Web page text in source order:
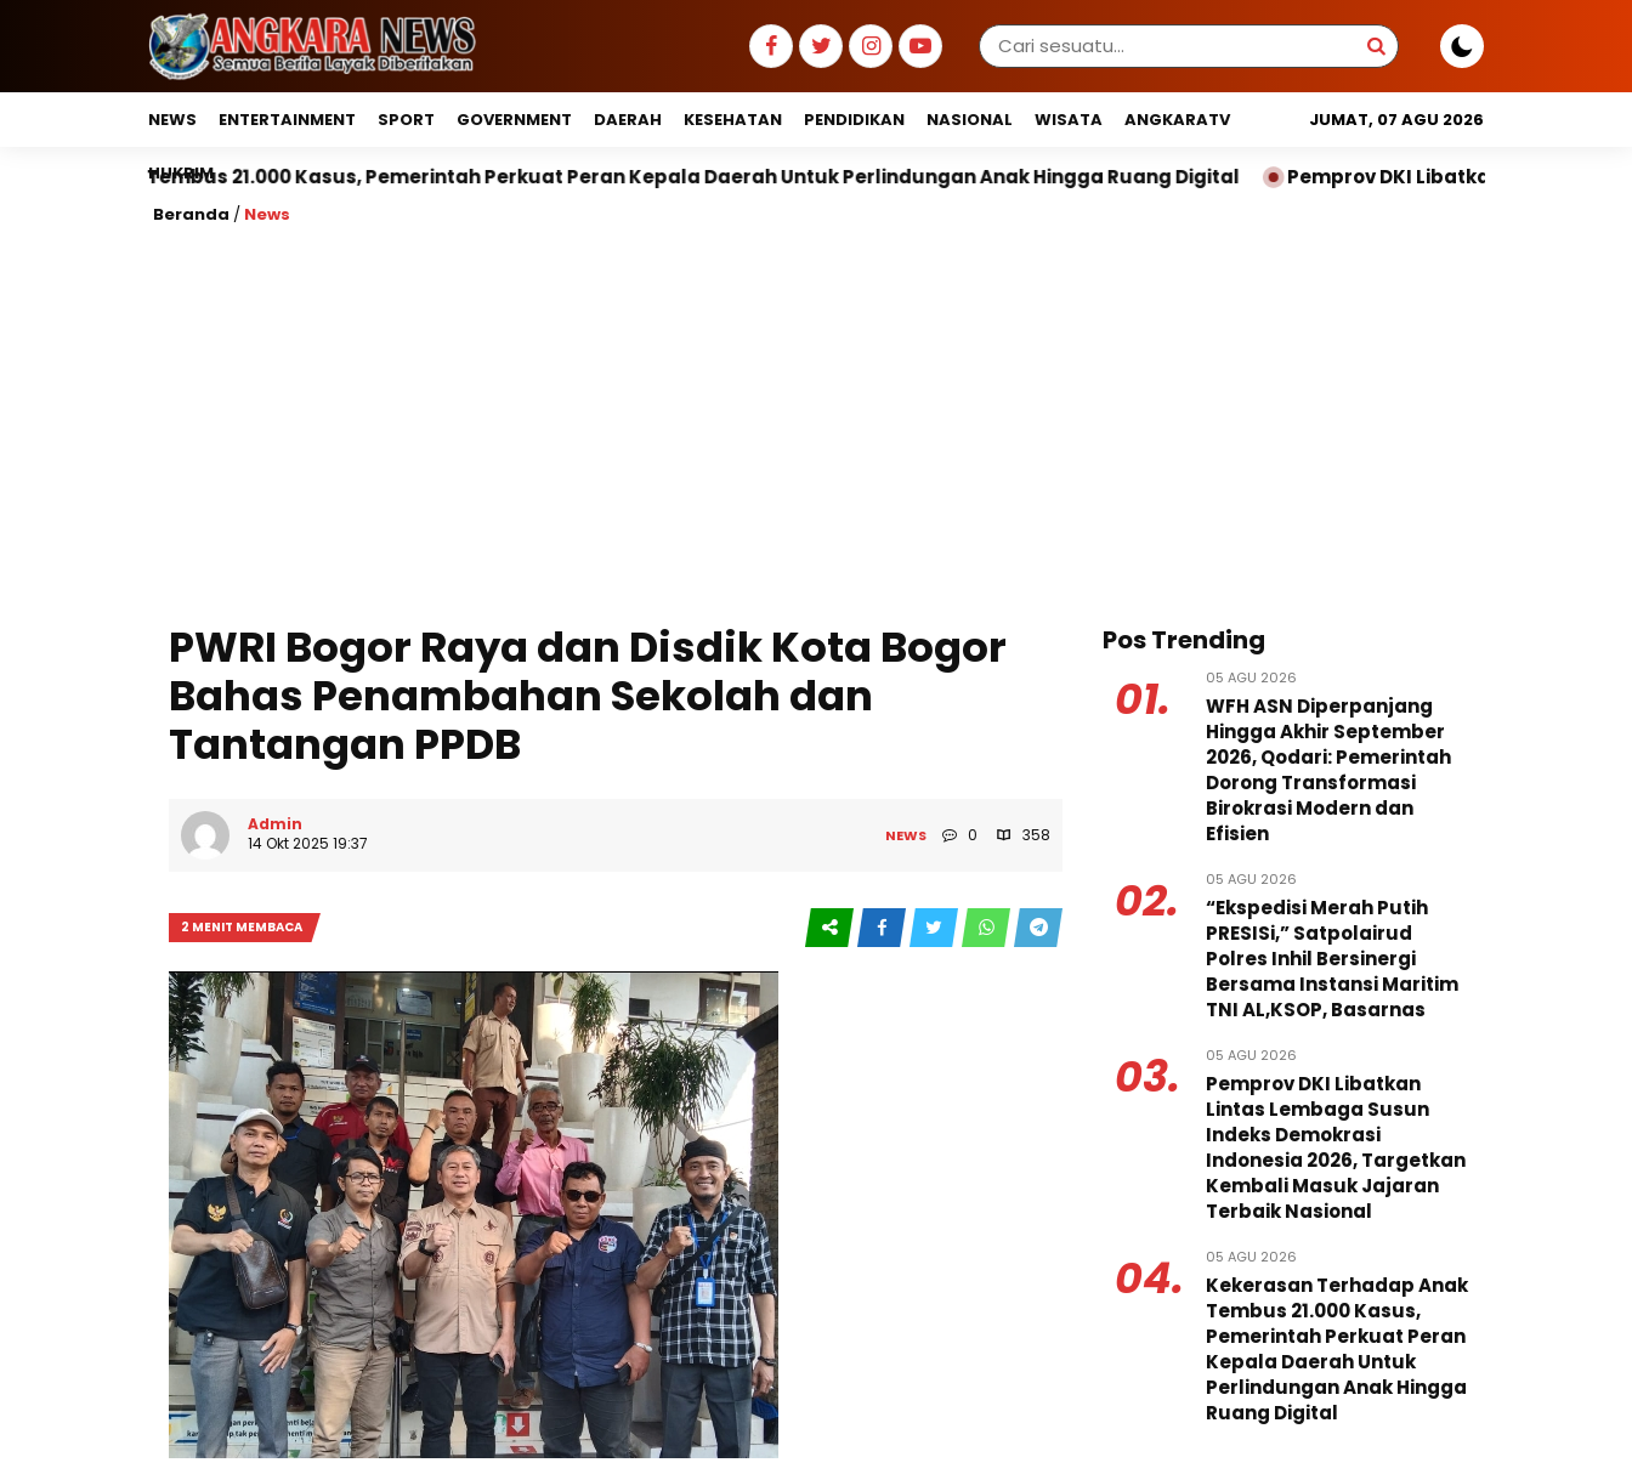
NEWS ENTERTAINMENT SPORT GOVERNMENT DAERAH KESEHATAN PENDIDIKAN NASIONAL WISATA ANGKARATV
HUKRIM
JUMAT, 07 AGU 2026
Kasus, Pemerintah Perkuat Peran Kepala Daerah Untuk Perlindungan Anak Hingga Ruang Digital Pemprov DKI Libatkan Lintas Lembaga Susun Indeks
Beranda / News
PWRI Bogor Raya dan Disdik Kota Bogor
Bahas Penambahan Sekolah dan
Tantangan PPDB
Admin
14 Okt 2025 19:37
NEWS 0 358
2 MENIT MEMBACA
Pos Trending
01. 05 AGU 2026
WFH ASN Diperpanjang
Hingga Akhir September
2026, Qodari: Pemerintah
Dorong Transformasi
Birokrasi Modern dan
Efisien
02. 05 AGU 2026
“Ekspedisi Merah Putih
PRESISi,” Satpolairud
Polres Inhil Bersinergi
Bersama Instansi Maritim
TNI AL,KSOP, Basarnas
03. 05 AGU 2026
Pemprov DKI Libatkan
Lintas Lembaga Susun
Indeks Demokrasi
Indonesia 2026, Targetkan
Kembali Masuk Jajaran
Terbaik Nasional
04. 05 AGU 2026
Kekerasan Terhadap Anak
Tembus 21.000 Kasus,
Pemerintah Perkuat Peran
Kepala Daerah Untuk
Perlindungan Anak Hingga
Ruang Digital